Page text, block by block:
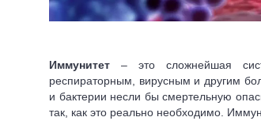
Иммунитет – это сложнейшая
респираторным, вирусным и другим
и бактерии несли бы смертельную
так, как это реально необходимо.